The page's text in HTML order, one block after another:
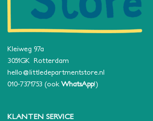
Kleiweg 97a
3051GK Rotterdam
hello@littledepartmentstore.nl
010-7371753 (ook WhatsApp!)
KLANTEN SERVICE